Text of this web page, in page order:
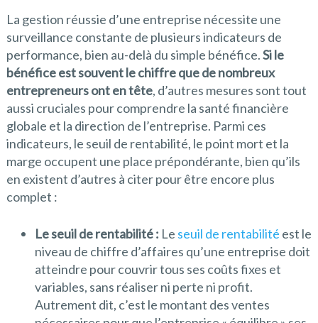
La gestion réussie d’une entreprise nécessite une
surveillance constante de plusieurs indicateurs de
performance, bien au-delà du simple bénéfice.Si le
bénéfice est souvent le chiffre que de nombreux
entrepreneurs ont en tête, d’autres mesures sont tout
aussi cruciales pour comprendre la santé financière
globale et la direction de l’entreprise. Parmi ces
indicateurs, le seuil de rentabilité, le point mort et la
marge occupent une place prépondérante, bien qu’ils
en existent d’autres à citer pour être encore plus
complet :
Le seuil de rentabilité : Le seuil de rentabilité est le
niveau de chiffre d’affaires qu’une entreprise doit
atteindre pour couvrir tous ses coûts fixes et
variables, sans réaliser ni perte ni profit.
Autrement dit, c’est le montant des ventes